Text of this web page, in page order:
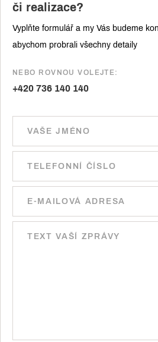
či realizace?
Vyplňte formulář a my Vás budeme
abychom probrali všechny detaily
NEBO ROVNOU VOLEJTE:
+420 736 140 140
Ponechte toto pole prázdné.